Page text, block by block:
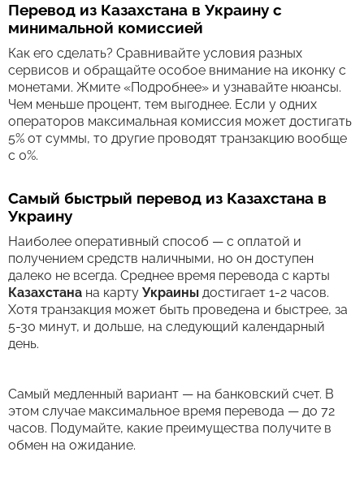
Перевод из Казахстана в Украину с
минимальной комиссией
Как его сделать? Сравнивайте условия разных
сервисов и обращайте особое внимание на иконку с
монетами. Жмите «Подробнее» и узнавайте нюансы.
Чем меньше процент, тем выгоднее. Если у одних
операторов максимальная комиссия может достигать
5% от суммы, то другие проводят транзакцию вообще
с 0%.
Самый быстрый перевод из Казахстана в
Украину
Наиболее оперативный способ — с оплатой и
получением средств наличными, но он доступен
далеко не всегда. Среднее время перевода c карты
Казахстана на карту Украины достигает 1-2 часов.
Хотя транзакция может быть проведена и быстрее, за
5-30 минут, и дольше, на следующий календарный
день.
Самый медленный вариант — на банковский счет. В
этом случае максимальное время перевода — до 72
часов. Подумайте, какие преимущества получите в
обмен на ожидание.